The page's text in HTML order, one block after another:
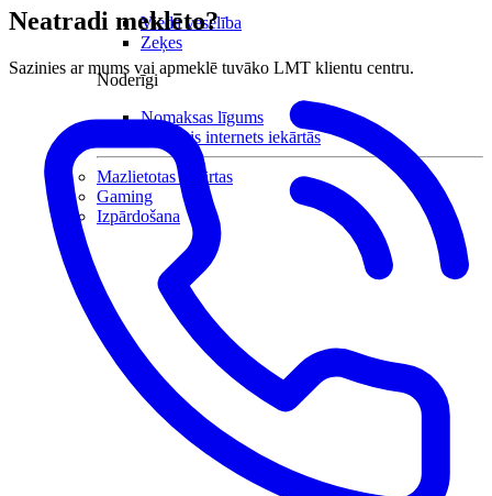
Viedā veselība
Zeķes
Noderīgi
Nomaksas līgums
Mobilais internets iekārtās
Mazlietotas iekārtas
Gaming
Izpārdošana
Neatradi meklēto?
Sazinies ar mums vai apmeklē tuvāko LMT klientu centru.